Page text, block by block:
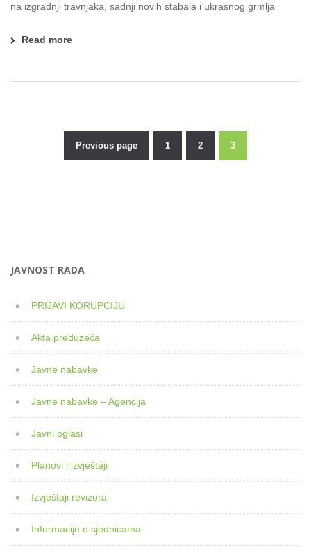
na izgradnji travnjaka, sadnji novih stabala i ukrasnog grmlja
Read more
Posts
Previous page 1 2 3
JAVNOST RADA
PRIJAVI KORUPCIJU
Akta preduzeća
Javne nabavke
Javne nabavke – Agencija
Javni oglasi
Planovi i izvještaji
Izvještaji revizora
Informacije o sjednicama